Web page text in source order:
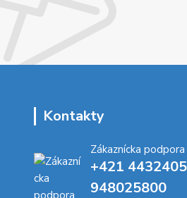
Kontakty
Zákaznícka podpora
+421
948025800